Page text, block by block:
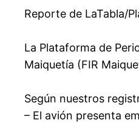
Reporte de LaTabla/
La Plataforma de
Maiquetía (FIR
Según nuestros
– El avión presenta